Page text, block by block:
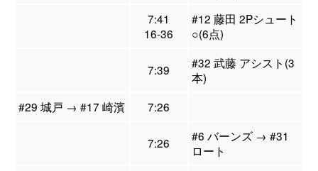
7:41
16-36
#12 藤田 2Pシュート
○(6点)
7:39
#32 武藤 アシスト(3
本)
#29 城戸 → #17 崎濱
7:26
7:26
#6 バーンズ → #31
ロート